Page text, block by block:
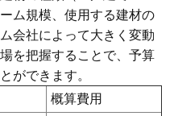
ム規模、使用する建材の
会社によって大きく変動
を把握することで、予算
ができます。
概算費用